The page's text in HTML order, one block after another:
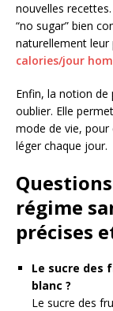
nouvelles
“no sugar” bien
naturellement leur
calories/jour
Enfin, la notion
oublier. Elle
mode de vie, pour
léger chaque jour.
régime
précises
Le sucre des
blanc ?
Le sucre des